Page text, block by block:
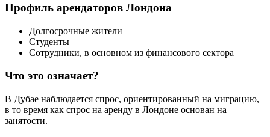
Профиль арендаторов Лондона
Долгосрочные жители
Студенты
Сотрудники, в основном из финансового сектора
Что это означает?
В Дубае наблюдается спрос, ориентированный на миграцию,
в то время как спрос на аренду в Лондоне основан на
занятости.